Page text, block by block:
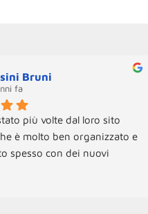
Bruni
fa
più volte dal loro sito
è molto ben organizzato e
spesso con dei nuovi